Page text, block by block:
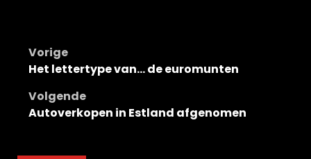
Bericht
navigatie
Vorige
Het lettertype van… de euromunten
Volgende
Autoverkopen in Estland afgenomen